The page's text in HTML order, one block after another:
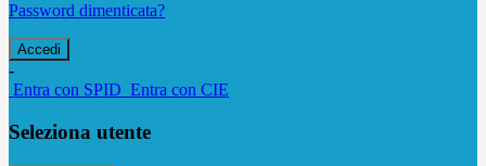
Password dimenticata?
-
Entra con SPID Entra con CIE
Seleziona utente